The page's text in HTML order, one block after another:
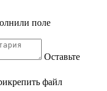
поле
Оставьте
файл